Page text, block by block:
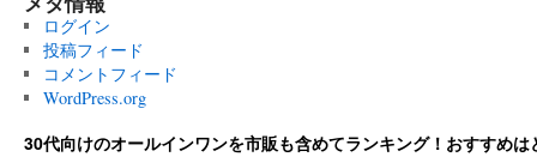
ログイン
投稿フィード
コメントフィード
WordPress.org
30代向けのオールインワンを市販も含めてランキング！おすすめは